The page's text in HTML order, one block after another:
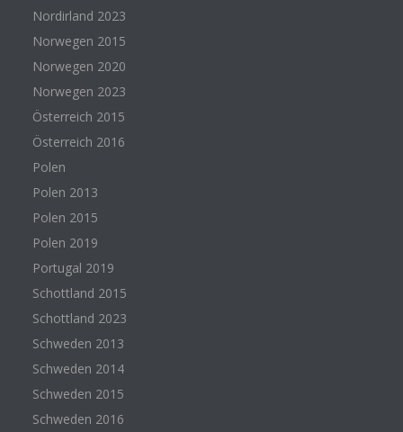
Nordirland 2023
Norwegen 2015
Norwegen 2020
Norwegen 2023
Österreich 2015
Österreich 2016
Polen
Polen 2013
Polen 2015
Polen 2019
Portugal 2019
Schottland 2015
Schottland 2023
Schweden 2013
Schweden 2014
Schweden 2015
Schweden 2016